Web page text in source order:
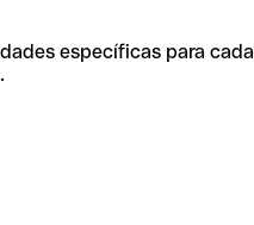
específicas para cada